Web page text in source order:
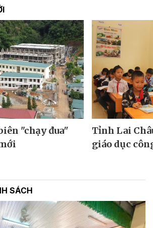
"chạy đua"
Tỉnh Lai
giáo dục
SÁCH